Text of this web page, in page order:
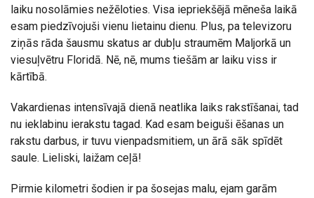
laiku nosolāmies nežēloties. Visa iepriekšējā mēneša laikā
esam piedzīvojuši vienu lietainu dienu. Plus, pa televizoru
ziņās rāda šausmu skatus ar dubļu straumēm Maljorkā un
viesuļvētru Floridā. Nē, nē, mums tiešām ar laiku viss ir
kārtībā.
Vakardienas intensīvajā dienā neatlika laiks rakstīšanai, tad
nu ieklabinu ierakstu tagad. Kad esam beiguši ēšanas un
rakstu darbus, ir tuvu vienpadsmitiem, un ārā sāk spīdēt
saule. Lieliski, laižam ceļā!
Pirmie kilometri šodien ir pa šosejas malu, ejam garām